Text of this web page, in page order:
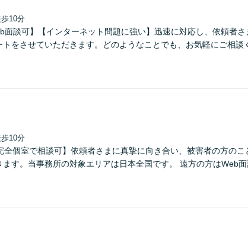
10分
面談可】【インターネット問題に強い】迅速に対応し、依頼者さ
をさせていただきます。どのようなことでも、お気軽にご相談
10分
全個室で相談可】依頼者さまに真摯に向き合い、被害者の方のこ
す。当事務所の対象エリアは日本全国です。 遠方の方はWeb